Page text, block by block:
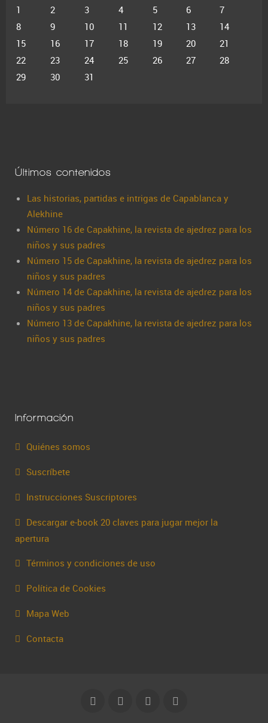
1
2 3 4 5 6
7
8
9 10 11 12 13
14
15
16 17 18 19 20
21
22
23 24 25 26 27
28
29
30 31
Últimos contenidos
Las historias, partidas e intrigas de Capablanca y
Alekhine
Número 16 de Capakhine, la revista de ajedrez para los
niños y sus padres
Número 15 de Capakhine, la revista de ajedrez para los
niños y sus padres
Número 14 de Capakhine, la revista de ajedrez para los
niños y sus padres
Número 13 de Capakhine, la revista de ajedrez para los
niños y sus padres
Información
Quiénes somos
Suscríbete
Instrucciones Suscriptores
Descargar e-book 20 claves para jugar mejor la
apertura
Términos y condiciones de uso
Política de Cookies
Mapa Web
Contacta